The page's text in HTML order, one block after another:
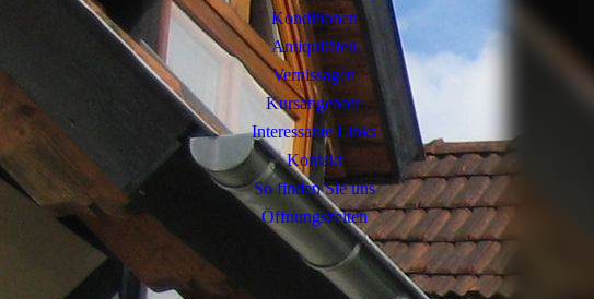
Konditionen
Antiquitäten
Vernissagen
Kursangebote
Interessante Links
Kontakt
So finden Sie uns
Öffnungszeiten